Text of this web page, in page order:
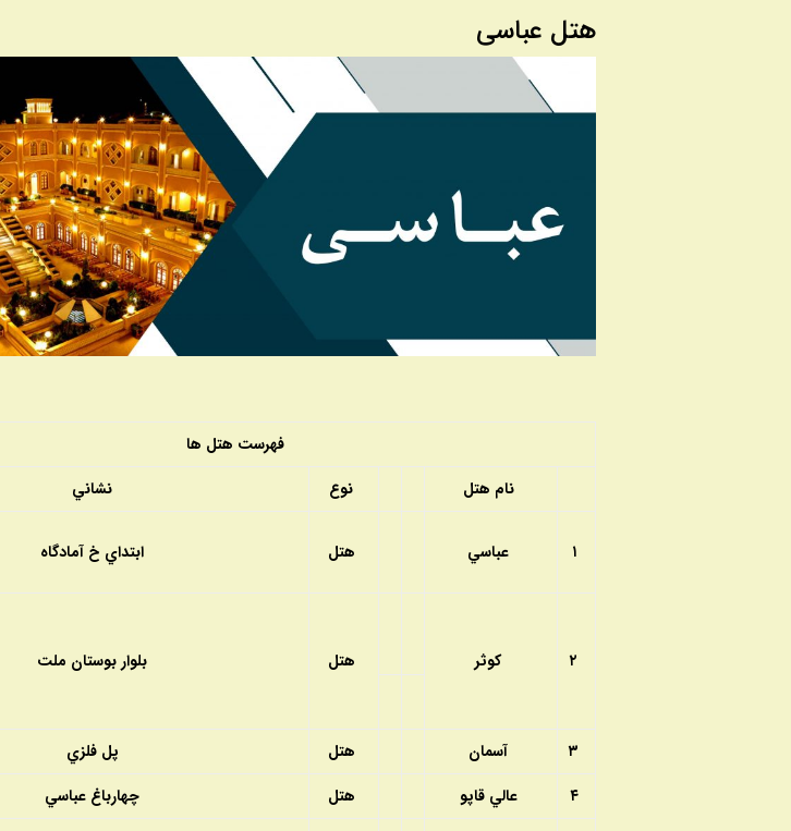
هتل عباسی
فهرست هتل ها
نام هتل
نوع نشاني
۱ عباسي هتل ابتداي خ آمادگاه
۲ كوثر هتل بلوار بوستان ملت
۳ آسمان هتل
پل فلزي
۴
عالي قاپو هتل چهارباغ عباسي